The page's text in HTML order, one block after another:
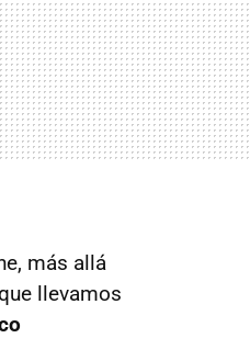
más allá
llevamos